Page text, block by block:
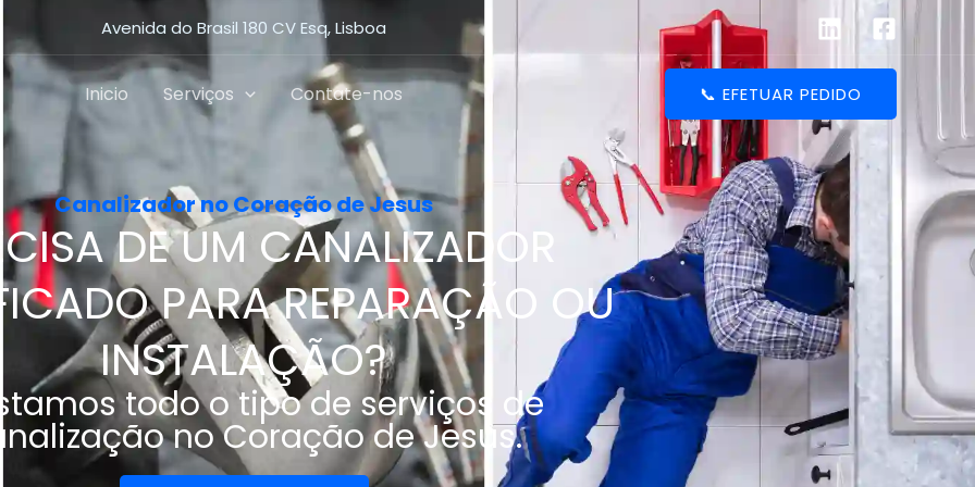
Avenida do Brasil 180 CV Esq, Lisboa
Inicio Serviços Contate-nos 📞 EFETUAR PEDIDO
Canalizador no Coração de Jesus
DE UM CANALIZADOR
PARA REPARAÇÃO OU
INSTALAÇÃO?
todo o tipo de serviços de
no Coração de Jesus.